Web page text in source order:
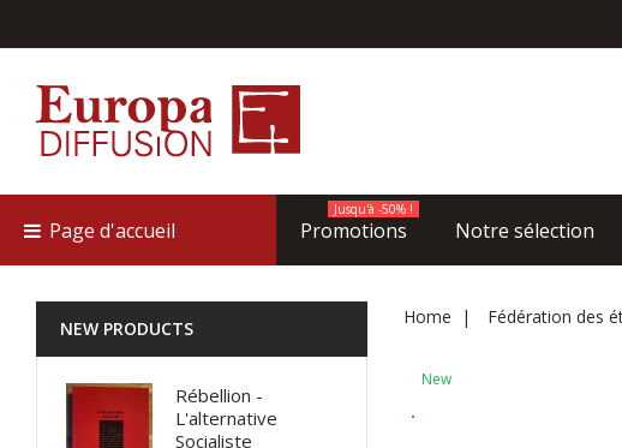
Page d'accueil Promotions
Jusqu'à -50% !
Notre sélection
NEW PRODUCTS
Rébellion -
L'alternative
Socialiste
Home Fédération des
New